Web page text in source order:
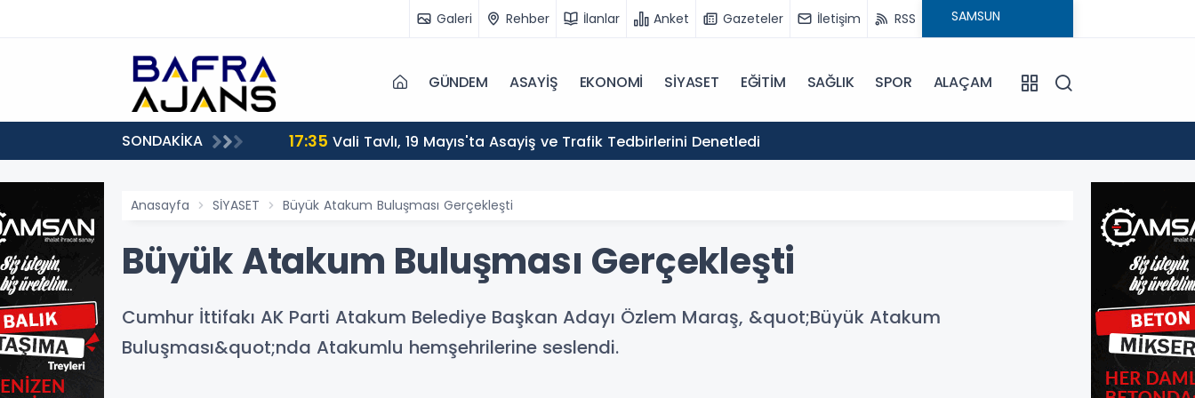
Galeri Rehber İlanlar Anket Gazeteler İletişim RSS
GÜNDEM ASAYİŞ EKONOMİ SİYASET EĞİTİM SAĞLIK SPOR ALAÇAM
SONDAKİKA 17:35 Vali Tavlı, 19 Mayıs'ta Asayiş ve Trafik Tedbirlerini Denetledi
Anasayfa SİYASET Büyük Atakum Buluşması Gerçekleşti
Büyük Atakum Buluşması Gerçekleşti
Cumhur İttifakı AK Parti Atakum Belediye Başkan Adayı Özlem Maraş, &quot;Büyük Atakum
Buluşması&quot;nda Atakumlu hemşehrilerine seslendi.